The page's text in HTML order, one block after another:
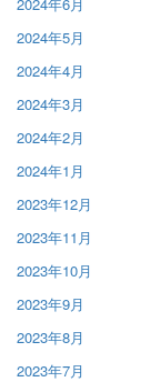
2024年6月
2024年5月
2024年4月
2024年3月
2024年2月
2024年1月
2023年12月
2023年11月
2023年10月
2023年9月
2023年8月
2023年7月